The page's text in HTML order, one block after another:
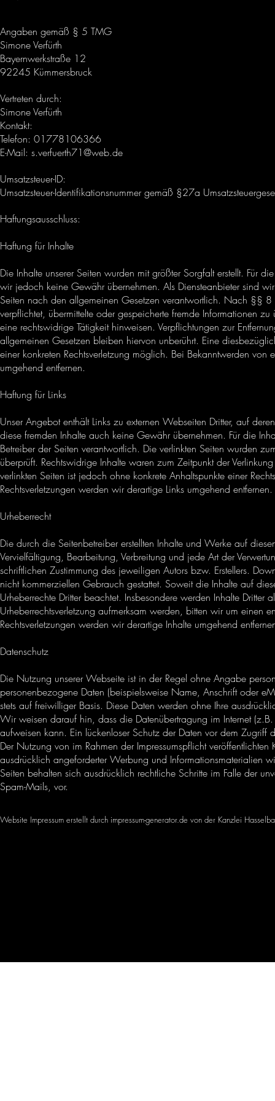
Angaben gemäß § 5 TMG
Simone Verfürth
Bayernwerkstraße 12
92245 Kümmersbruck
Vertreten durch:
Simone Verfürth
Kontakt:
Telefon: 01778106366
E-Mail: s.verfuerth71@web.de
Umsatzsteuer-ID:
Umsatzsteuer-Identifikationsnummer gemäß §27a
Haftungsausschluss:
Haftung für Inhalte
Die Inhalte unserer Seiten wurden mit größter Sorgfalt erstellt. Für
wir jedoch keine Gewähr übernehmen. Als Diensteanbieter sind
Seiten nach den allgemeinen Gesetzen verantwortlich. Nach §§
verpflichtet, übermittelte oder gespeicherte fremde Informationen
eine rechtswidrige Tätigkeit hinweisen. Verpflichtungen zur
allgemeinen Gesetzen bleiben hiervon unberührt. Eine
einer konkreten Rechtsverletzung möglich. Bei Bekanntwerden von
umgehend entfernen.
Haftung für Links
Unser Angebot enthält Links zu externen Webseiten Dritter, auf
diese fremden Inhalte auch keine Gewähr übernehmen. Für die
Betreiber der Seiten verantwortlich. Die verlinkten Seiten wurden
überprüft. Rechtswidrige Inhalte waren zum Zeitpunkt der
verlinkten Seiten ist jedoch ohne konkrete Anhaltspunkte einer
Rechtsverletzungen werden wir derartige Links umgehend entfernen.
Urheberrecht
Die durch die Seitenbetreiber erstellten Inhalte und Werke auf
Vervielfältigung, Bearbeitung, Verbreitung und jede Art der
schriftlichen Zustimmung des jeweiligen Autors bzw. Erstellers.
nicht kommerziellen Gebrauch gestattet. Soweit die Inhalte auf
Urheberrechte Dritter beachtet. Insbesondere werden Inhalte
Urheberrechtsverletzung aufmerksam werden, bitten wir um einen
Rechtsverletzungen werden wir derartige Inhalte umgehend
Datenschutz
Die Nutzung unserer Webseite ist in der Regel ohne Angabe
personenbezogene Daten (beispielsweise Name, Anschrift oder
stets auf freiwilliger Basis. Diese Daten werden ohne Ihre
Wir weisen darauf hin, dass die Datenübertragung im Internet
aufweisen kann. Ein lückenloser Schutz der Daten vor dem Zugriff
Der Nutzung von im Rahmen der Impressumspflicht
ausdrücklich angeforderter Werbung und Informationsmaterialien
Seiten behalten sich ausdrücklich rechtliche Schritte im Falle der
Spam-Mails, vor.
Website Impressum erstellt durch impressum-generator.de von der Kanzlei